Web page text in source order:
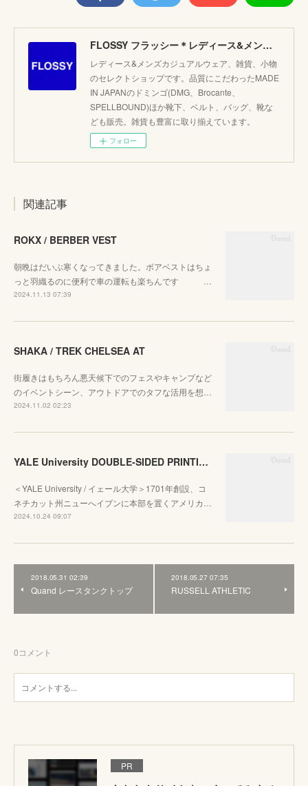
FLOSSY フラッシー＊レディース&メンズカジュアルのセレクトショップ。JAPANブランド他こだわりのアイテムがたくさん！
レディース&メンズカジュアルウェア、雑貨、小物
のセレクトショップです。品質にこだわったMADE
IN JAPANのドミンゴ(DMG、Brocante、
SPELLBOUND)ほか靴下、ベルト、バッグ、靴な
ども販売。雑貨も豊富に取り揃えています。
フォロー
関連記事
ROKX / BERBER VEST
朝晩はだいぶ寒くなってきました。ボアベストはちょ
っと羽織るのに便利で車の運転も楽ちんです …
2024.11.13 07:39
SHAKA / TREK CHELSEA AT
街履きはもちろん悪天候下でのフェスやキャンプなど
のイベントシーン、アウトドアでのタフな活用を想…
2024.11.02 02:23
YALE University DOUBLE-SIDED PRINTING CREW SWEAT
＜YALE University / イェール大学＞1701年創設、コ
ネチカット州ニューへイブンに本部を置くアメリカ…
2024.10.24 09:07
2018.05.31 02:39
Quand レースタンクトップ
2018.05.27 07:35
RUSSELL ATHLETIC
0コメント
PR